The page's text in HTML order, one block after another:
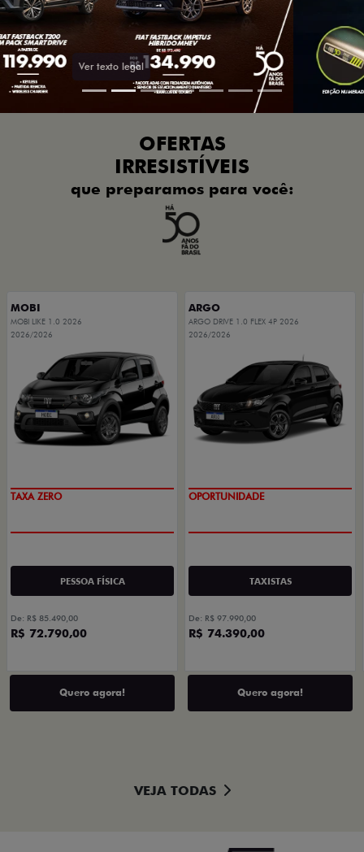
OFERTAS
IRRESISTÍVEIS
que preparamos para você:
MOBI
MOBI LIKE 1.0 2026
2026/2026
TAXA ZERO
PESSOA FÍSICA
De: R$ 85.490,00
R$ 72.790,00
Quero agora!
ARGO
ARGO DRIVE 1.0 FLEX 4P 2026
2026/2026
OPORTUNIDADE
TAXISTAS
De: R$ 97.990,00
R$ 74.390,00
Quero agora!
VEJA TODAS